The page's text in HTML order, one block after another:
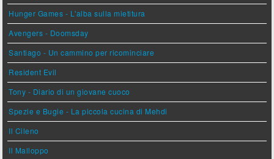
Hunger Games - L'alba sulla mietitura
Avengers - Doomsday
Santiago - Un cammino per ricominciare
Resident Evil
Tony - Diario di un giovane cuoco
Spezie e Bugie - La piccola cucina di Mehdi
Il Cileno
Il Malloppo